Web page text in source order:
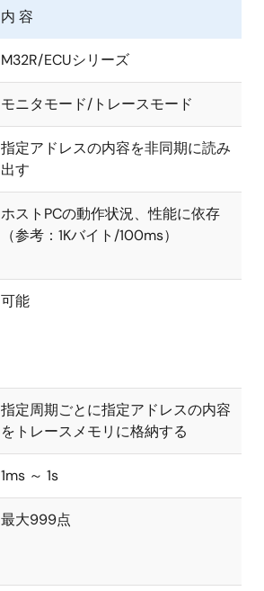
内 容
M32R/ECUシリーズ
モニタモード/トレースモード
指定アドレスの内容を非同期に読み
出す
ホストPCの動作状況、性能に依存
（参考：1Kバイト/100ms）
可能
指定周期ごとに指定アドレスの内容
をトレースメモリに格納する
1ms ～ 1s
最大999点